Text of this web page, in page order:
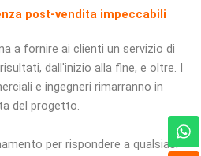
post-vendita impeccabili
a fornire ai clienti un servizio di
dall'inizio alla fine, e oltre. I
e ingegneri rimarranno in
del progetto.
per rispondere a qualsiasi
W
h